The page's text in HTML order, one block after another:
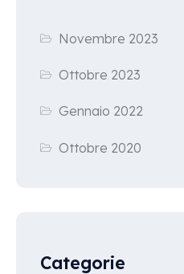
Novembre 2023
Ottobre 2023
Gennaio 2022
Ottobre 2020
Categorie